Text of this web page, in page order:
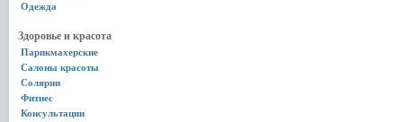
Одежда
Здоровье и красота
Парикмахерские
Салоны красоты
Солярии
Фитнес
Консультации